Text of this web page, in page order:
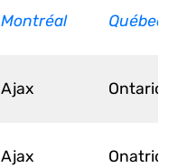
Montréal Québec
Ajax Ontario
Ajax Onatrio